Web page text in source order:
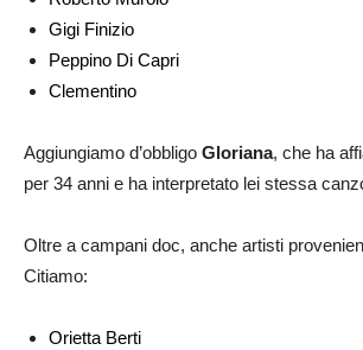
Gigi Finizio
Peppino Di Capri
Clementino
Aggiungiamo d’obbligo Gloriana, che ha
per 34 anni e ha interpretato lei stessa
Oltre a campani doc, anche artisti
Citiamo:
Orietta Berti